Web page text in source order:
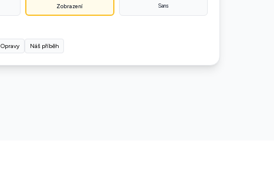
Zobrazení Sans
Opravy Náš příběh